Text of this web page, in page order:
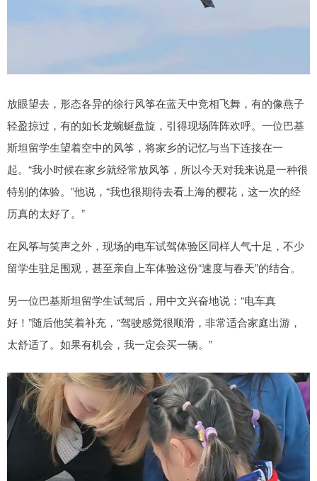
放眼望去，形态各异的徐行风筝在蓝天中竞相飞舞，有的像燕子
轻盈掠过，有的如长龙蜿蜒盘旋，引得现场阵阵欢呼。一位巴基
斯坦留学生望着空中的风筝，将家乡的记忆与当下连接在一
起。“我小时候在家乡就经常放风筝，所以今天对我来说是一种很
特别的体验。”他说，“我也很期待去看上海的樱花，这一次的经
历真的太好了。”
在风筝与笑声之外，现场的电车试驾体验区同样人气十足，不少
留学生驻足围观，甚至亲自上车体验这份“速度与春天”的结合。
另一位巴基斯坦留学生试驾后，用中文兴奋地说：“电车真
好！”随后他笑着补充，“驾驶感觉很顺滑，非常适合家庭出游，
太舒适了。如果有机会，我一定会买一辆。”